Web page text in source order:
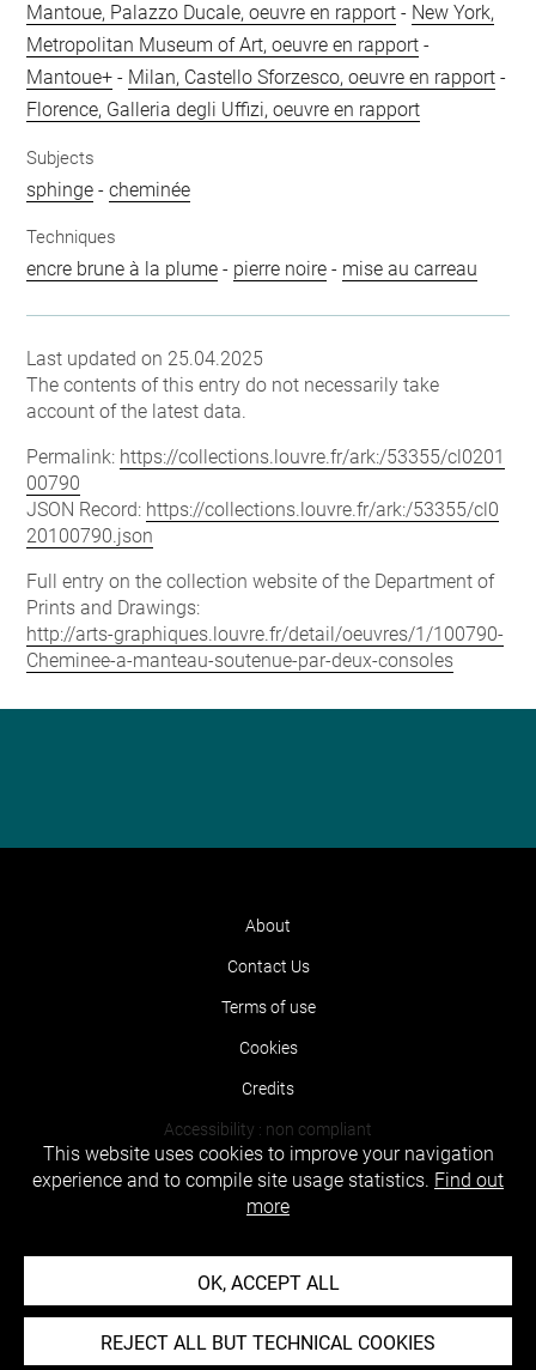
Mantoue, Palazzo Ducale, oeuvre en rapport - New York,
Metropolitan Museum of Art, oeuvre en rapport -
Mantoue+ - Milan, Castello Sforzesco, oeuvre en rapport -
Florence, Galleria degli Uffizi, oeuvre en rapport
Subjects
sphinge -cheminée
Techniques
encre brune à la plume - pierre noire - mise au carreau
Last updated on 25.04.2025
The contents of this entry do not necessarily take
account of the latest data.
Permalink: https://collections.louvre.fr/ark:/53355/cl0201
00790
JSON Record: https://collections.louvre.fr/ark:/53355/cl0
20100790.json
Full entry on the collection website of the Department of
Prints and Drawings:
http://arts-graphiques.louvre.fr/detail/oeuvres/1/100790-
Cheminee-a-manteau-soutenue-par-deux-consoles
About
Contact Us
Terms of use
Cookies
Credits
Accessibility : non compliant
This website uses cookies to improve your navigation
experience and to compile site usage statistics. Find out
more
OK, ACCEPT ALL
REJECT ALL BUT TECHNICAL COOKIES